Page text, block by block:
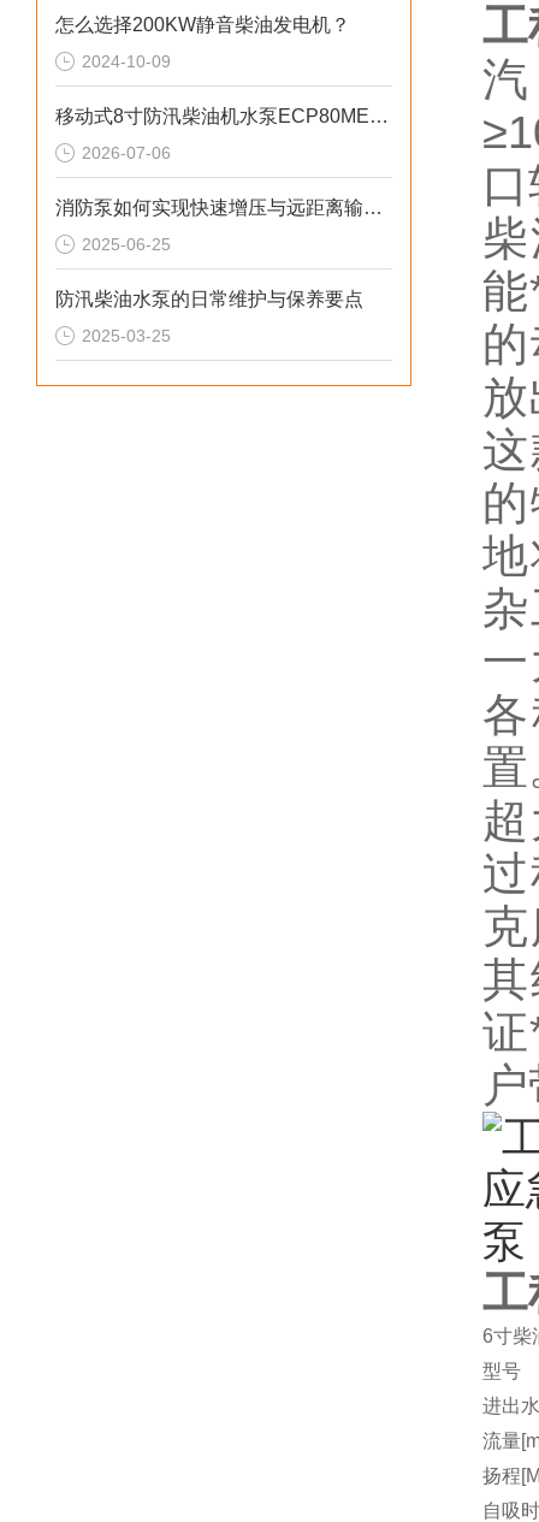
怎么选择200KW静音柴油发电机？
2024-10-09
移动式8寸防汛柴油机水泵ECP80ME产品介绍
2026-07-06
消防泵如何实现快速增压与远距离输水？
2025-06-25
防汛柴油水泵的日常维护与保养要点
2025-03-25
工
置
工
6寸柴
型号
进出
流量
扬程
自吸